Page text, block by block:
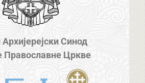
Синод
Православне Цркве